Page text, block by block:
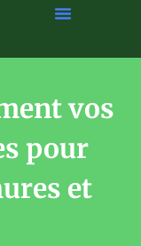
vos
pour
et